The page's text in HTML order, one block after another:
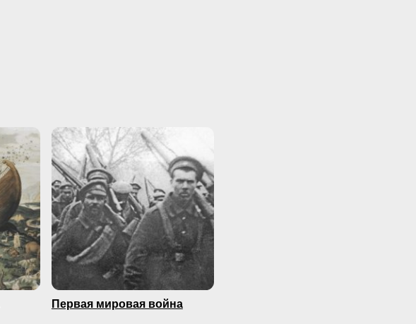
Первая мировая война